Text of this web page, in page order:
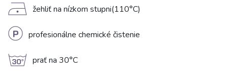
D žehliť na nízkom stupni(110°C)
L profesionálne chemické čistenie
g prať na 30°C